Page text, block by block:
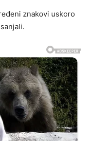
znakovi uskoro